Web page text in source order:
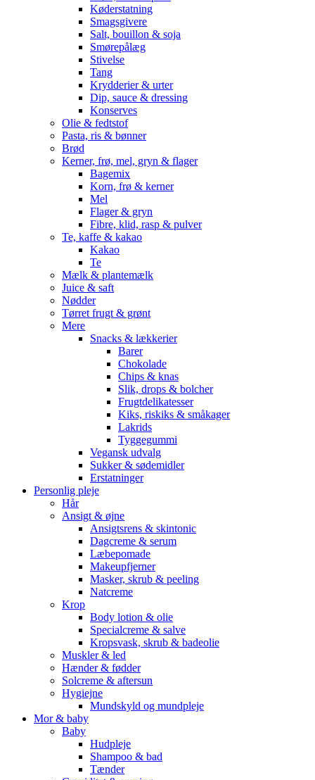
Køderstatning
Smagsgivere
Salt, bouillon & soja
Smørepålæg
Stivelse
Tang
Krydderier & urter
Dip, sauce & dressing
Konserves
Olie & fedtstof
Pasta, ris & bønner
Brød
Kerner, frø, mel, gryn & flager
Bagemix
Korn, frø & kerner
Mel
Flager & gryn
Fibre, klid, rasp & pulver
Te, kaffe & kakao
Kakao
Te
Mælk & plantemælk
Juice & saft
Nødder
Tørret frugt & grønt
Mere
Snacks & lækkerier
Barer
Chokolade
Chips & knas
Slik, drops & bolcher
Frugtdelikatesser
Kiks, riskiks & småkager
Lakrids
Tyggegummi
Vegansk udvalg
Sukker & sødemidler
Erstatninger
Personlig pleje
Hår
Ansigt & øjne
Ansigtsrens & skintonic
Dagcreme & serum
Læbepomade
Makeupfjerner
Masker, skrub & peeling
Natcreme
Krop
Body lotion & olie
Specialcreme & salve
Kropsvask, skrub & badeolie
Muskler & led
Hænder & fødder
Solcreme & aftersun
Hygiejne
Mundskyld og mundpleje
Mor & baby
Baby
Hudpleje
Shampoo & bad
Tænder